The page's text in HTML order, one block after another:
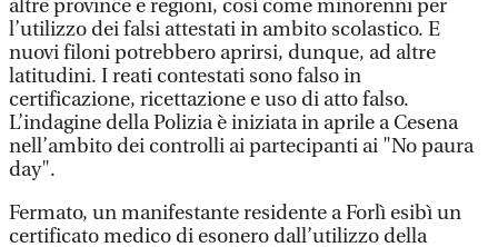
altre province e regioni, così come minorenni per
l’utilizzo dei falsi attestati in ambito scolastico. E
nuovi filoni potrebbero aprirsi, dunque, ad altre
latitudini. I reati contestati sono falso in
certificazione, ricettazione e uso di atto falso.
L’indagine della Polizia è iniziata in aprile a Cesena
nell’ambito dei controlli ai partecipanti ai "No paura
day".
Fermato, un manifestante residente a Forlì esibì un
certificato medico di esonero dall’utilizzo della